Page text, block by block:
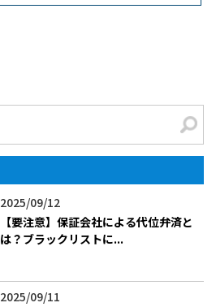
2025/09/12
【要注意】保証会社による代位弁済と
は？ブラックリストに...
2025/09/11